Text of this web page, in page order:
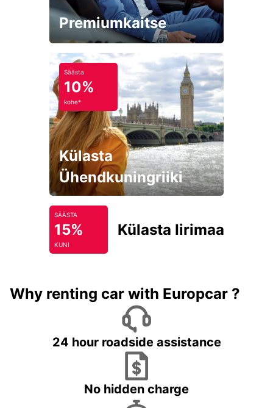
Premiumkaitse
Säästa
10%
kohe*
Külasta
Ühendkuningriiki
SÄÄSTA
15%
KUNI
Külasta Iirimaad
Why renting car with Europcar ?
24 hour roadside assistance
No hidden charge